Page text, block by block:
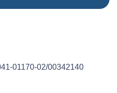
01170-02/00342140